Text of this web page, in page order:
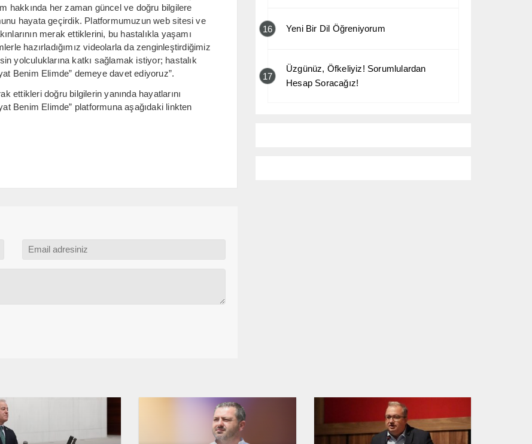
hakkında her zaman güncel ve doğru bilgilere
hayata geçirdik. Platformumuzun web sitesi ve
merak ettiklerini, bu hastalıkla yaşamı
hazırladığımız videolarla da zenginleştirdiğimiz
yolculuklarına katkı sağlamak istiyor; hastalık
Benim Elimde” demeye davet ediyoruz”.
ettikleri doğru bilgilerin yanında hayatlarını
Benim Elimde” platformuna aşağıdaki linkten
16 Yeni Bir Dil Öğreniyorum
17
Üzgünüz, Öfkeliyiz! Sorumlulardan
Hesap Soracağız!